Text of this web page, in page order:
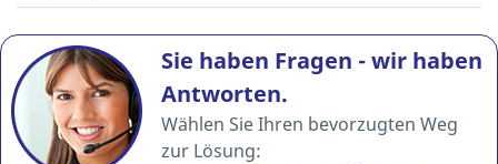
Sie haben Fragen - wir haben
Antworten.
Wählen Sie Ihren bevorzugten Weg
zur Lösung: